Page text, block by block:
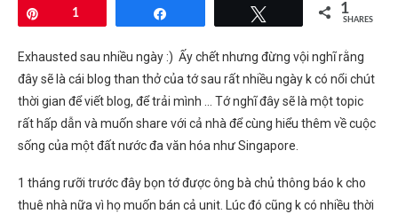
1 1
SHARES
Exhausted sau nhiều ngày :) Ấy chết nhưng đừng vội nghĩ rằng
đây sẽ là cái blog than thở của tớ sau rất nhiều ngày k có nổi chút
thời gian để viết blog, để trải mình … Tớ nghĩ đây sẽ là một topic
rất hấp dẫn và muốn share với cả nhà để cùng hiểu thêm về cuộc
sống của một đất nước đa văn hóa như Singapore.
1 tháng rưỡi trước đây bọn tớ được ông bà chủ thông báo k cho
thuê nhà nữa vì họ muốn bán cả unit. Lúc đó cũng k có nhiều thời